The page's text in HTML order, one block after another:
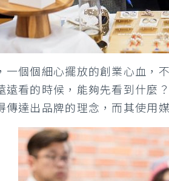
一個個細心擺放的創業心血，
遠看的時候，能夠先看到什麼
傳達出品牌的理念，而其使用